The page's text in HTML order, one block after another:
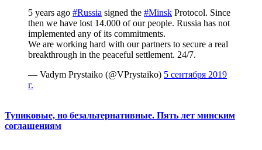
5 years ago #Russia signed the #Minsk Protocol. Since
then we have lost 14.000 of our people. Russia has not
implemented any of its commitments.
We are working hard with our partners to secure a real
breakthrough in the peaceful settlement. 24/7.
— Vadym Prystaiko (@VPrystaiko) 5 сентября 2019
г.
Тупиковые, но безальтернативные. Пять лет минским
соглашениям